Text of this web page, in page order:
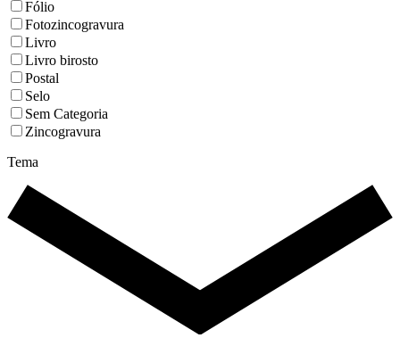
Fólio
Fotozincogravura
Livro
Livro birosto
Postal
Selo
Sem Categoria
Zincogravura
Tema